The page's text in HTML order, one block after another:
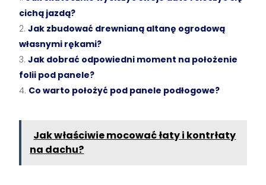
cichą jazdą?
Jak zbudować drewnianą altanę ogrodową
własnymi rękami?
Jak dobrać odpowiedni moment na położenie
folii pod panele?
Co warto położyć pod panele podłogowe?
Jak właściwie mocować łaty i kontrłaty
na dachu?